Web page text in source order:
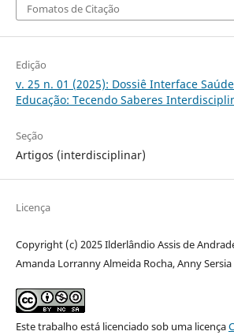
Fomatos de Citação
Edição
v. 25 n. 01 (2025): Dossiê Interface
Educação: Tecendo Saberes
Seção
Artigos (interdisciplinar)
Licença
Copyright (c) 2025 Ilderlândio Assis de
Amanda Lorranny Almeida Rocha, Anny
Este trabalho está licenciado sob uma licença